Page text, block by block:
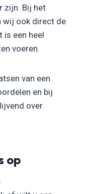
zijn. Bij het
wij ook direct de
is een heel
voeren.
van een
en bij
over
op